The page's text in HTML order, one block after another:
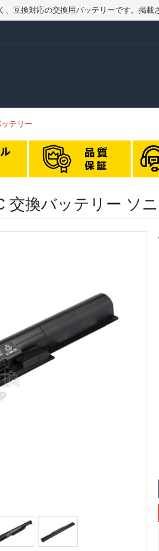
互換対応の交換用バッテリーです。掲
テリー
交換バッテリー ソ